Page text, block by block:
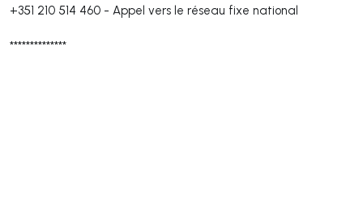
+351 210 514 460 - Appel vers le réseau fixe national
**************